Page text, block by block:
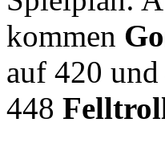
kommen
auf 420
448